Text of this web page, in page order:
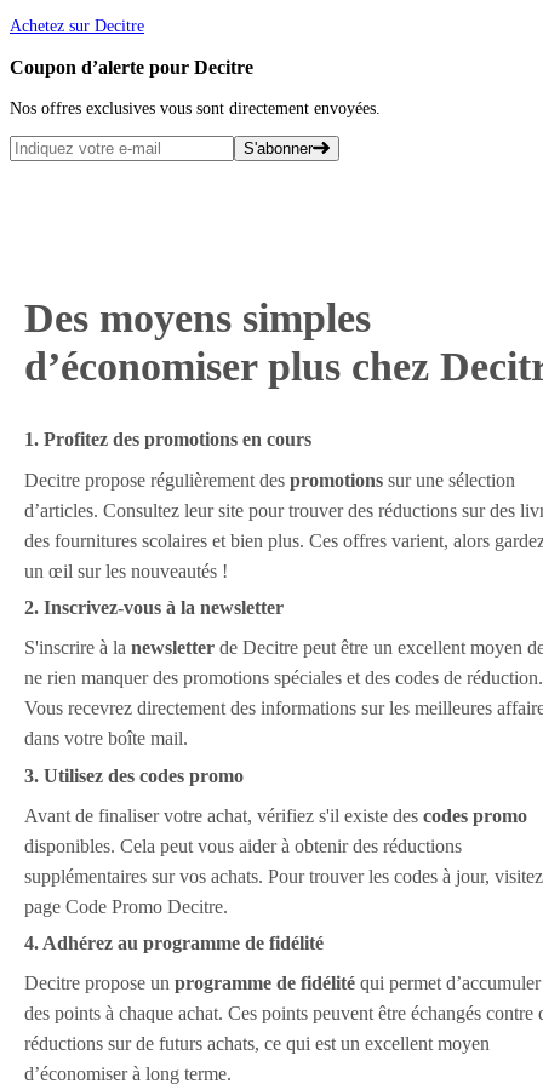
Achetez sur Decitre
Coupon d’alerte pour Decitre
Nos offres exclusives vous sont directement envoyées.
S'abonner
Des moyens simples
d’économiser plus chez
1. Profitez des promotions en cours
Decitre propose régulièrement des promotions sur une sélection
d’articles. Consultez leur site pour trouver des réductions sur des
des fournitures scolaires et bien plus. Ces offres varient, alors
un œil sur les nouveautés !
2. Inscrivez-vous à la newsletter
S'inscrire à la newsletter de Decitre peut être un excellent moyen
ne rien manquer des promotions spéciales et des codes de réduction.
Vous recevrez directement des informations sur les meilleures
dans votre boîte mail.
3. Utilisez des codes promo
Avant de finaliser votre achat, vérifiez s'il existe des codes promo
disponibles. Cela peut vous aider à obtenir des réductions
supplémentaires sur vos achats. Pour trouver les codes à jour,
page Code Promo Decitre.
4. Adhérez au programme de fidélité
Decitre propose un programme de fidélité qui permet d’accumuler
des points à chaque achat. Ces points peuvent être échangés contre
réductions sur de futurs achats, ce qui est un excellent moyen
d’économiser à long terme.